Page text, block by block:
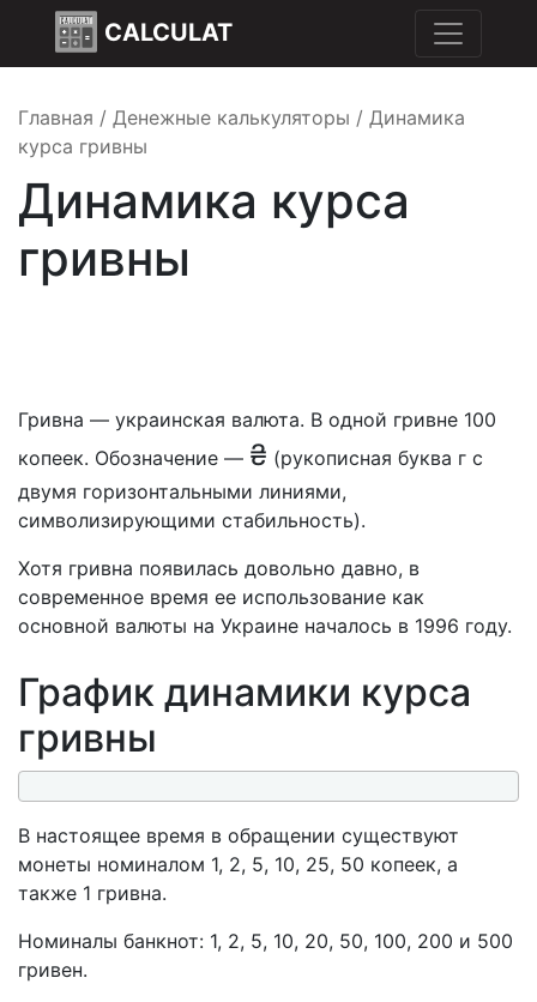
CALCULAT
Главная / Денежные калькуляторы / Динамика
курса гривны
Динамика курса
гривны
Гривна — украинская валюта. В одной гривне 100
копеек. Обозначение — ₴ (рукописная буква г с
двумя горизонтальными линиями,
символизирующими стабильность).
Хотя гривна появилась довольно давно, в
современное время ее использование как
основной валюты на Украине началось в 1996 году.
График динамики курса
гривны
В настоящее время в обращении существуют
монеты номиналом 1, 2, 5, 10, 25, 50 копеек, а
также 1 гривна.
Номиналы банкнот: 1, 2, 5, 10, 20, 50, 100, 200 и 500
гривен.